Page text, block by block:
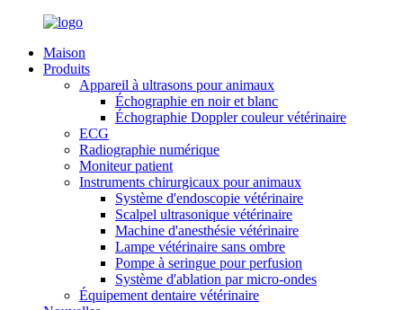
Maison
Produits
Appareil à ultrasons pour animaux
Échographie en noir et blanc
Échographie Doppler couleur vétérinaire
ECG
Radiographie numérique
Moniteur patient
Instruments chirurgicaux pour animaux
Système d'endoscopie vétérinaire
Scalpel ultrasonique vétérinaire
Machine d'anesthésie vétérinaire
Lampe vétérinaire sans ombre
Pompe à seringue pour perfusion
Système d'ablation par micro-ondes
Équipement dentaire vétérinaire